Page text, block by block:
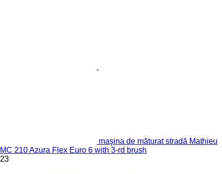
maşina de măturat stradă Mathieu
MC 210 Azura Flex Euro 6 with 3-rd brush
23